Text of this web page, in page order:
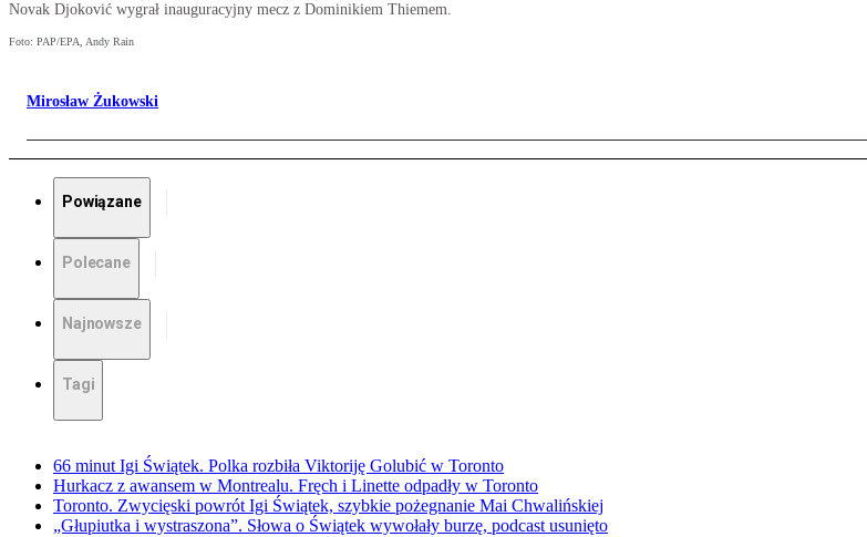
Novak Djoković wygrał inauguracyjny mecz z Dominikiem Thiemem.
Foto: PAP/EPA, Andy Rain
Mirosław Żukowski
Powiązane
Polecane
Najnowsze
Tagi
66 minut Igi Świątek. Polka rozbiła Viktoriję Golubić w Toronto
Hurkacz z awansem w Montrealu. Fręch i Linette odpadły w Toronto
Toronto. Zwycięski powrót Igi Świątek, szybkie pożegnanie Mai Chwalińskiej
„Głupiutka i wystraszona”. Słowa o Świątek wywołały burzę, podcast usunięto